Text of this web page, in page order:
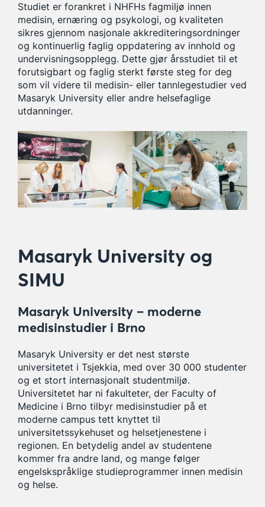
Studiet er forankret i NHFHs fagmiljø innen
medisin, ernæring og psykologi, og kvaliteten
sikres gjennom nasjonale akkrediteringsordninger
og kontinuerlig faglig oppdatering av innhold og
undervisningsopplegg. Dette gjør årsstudiet til et
forutsigbart og faglig sterkt første steg for deg
som vil videre til medisin- eller tannlegestudier ved
Masaryk University eller andre helsefaglige
utdanninger.
Masaryk University og
SIMU
Masaryk University – moderne
medisinstudier i Brno
Masaryk University er det nest største
universitetet i Tsjekkia, med over 30 000 studenter
og et stort internasjonalt studentmiljø.
Universitetet har ni fakulteter, der Faculty of
Medicine i Brno tilbyr medisinstudier på et
moderne campus tett knyttet til
universitetssykehuset og helsetjenestene i
regionen. En betydelig andel av studentene
kommer fra andre land, og mange følger
engelskspråklige studieprogrammer innen medisin
og helse.